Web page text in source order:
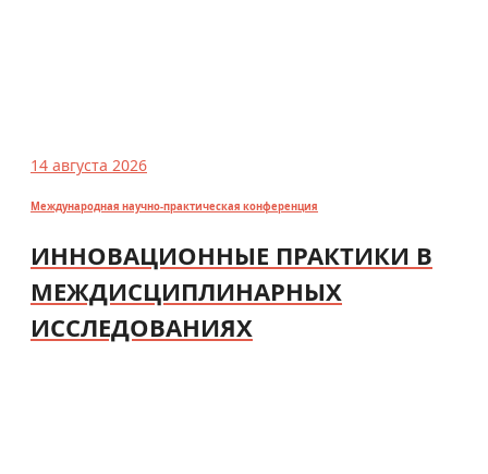
14 августа 2026
Международная научно-практическая конференция
ИННОВАЦИОННЫЕ ПРАКТИКИ В
МЕЖДИСЦИПЛИНАРНЫХ
ИССЛЕДОВАНИЯХ